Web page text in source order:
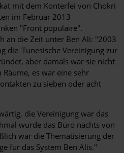
mit dem Konterfei von Chokri
im Februar 2013
"Front populaire".
an die Zeit unter Ben Ali: "2003
die 'Tunesische Vereinigung zur
aber damals war sie nicht
es war eine sehr
zu sieben oder acht
die Vereinigung war das
wurde das Büro nachts von
war die Thematisierung der
für das System Ben Alis."